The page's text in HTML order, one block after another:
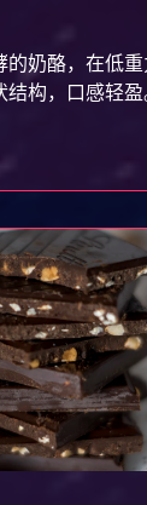
的奶酪，在低
构，口感轻盈